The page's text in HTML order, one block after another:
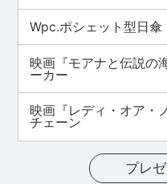
Wpc.ポシェット型日
映画『モアナと伝説の
ーカー
映画『レディ・オア・
チェーン
プレ